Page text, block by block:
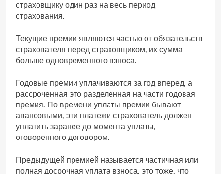
страховщику один раз на весь период
страхования.
Текущие премии являются частью от обязательств
страхователя перед страховщиком, их сумма
больше одновременного взноса.
Годовые премии уплачиваются за год вперед, а
рассроченная это разделенная на части годовая
премия. По времени уплаты премии бывают
авансовыми, эти платежи страхователь должен
уплатить заранее до момента уплаты,
оговоренного договором.
Предыдущей премией называется частичная или
полная досрочная уплата взноса, это тоже, что